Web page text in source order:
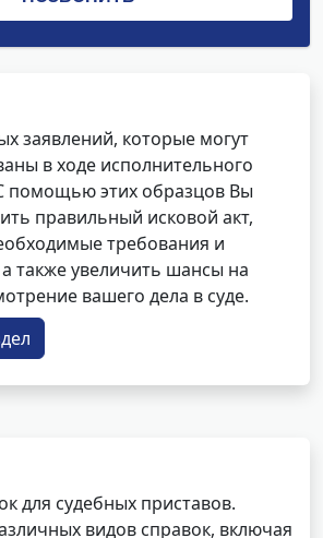
заявлений, которые могут
в ходе исполнительного
помощью этих образцов Вы
правильный исковой акт,
требования и
также увеличить шансы на
вашего дела в суде.
для судебных приставов.
видов справок, включая